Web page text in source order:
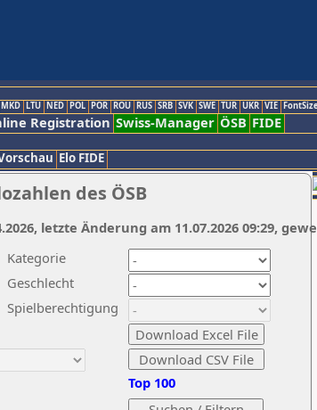
MKD LTU NED POL POR ROU RUS SRB SVK SWE TUR UKR VIE
Registration Swiss-Manager ÖSB FIDE
Elo FIDE
des ÖSB
Kategorie
Geschlecht
Spielberechtigung
Top 100
letzte Änderung am 11.07.2026 09:29,